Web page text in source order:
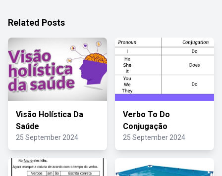
Related Posts
Visão Holística Da
Saúde
25 September 2024
Verbo To Do
Conjugação
25 September 2024